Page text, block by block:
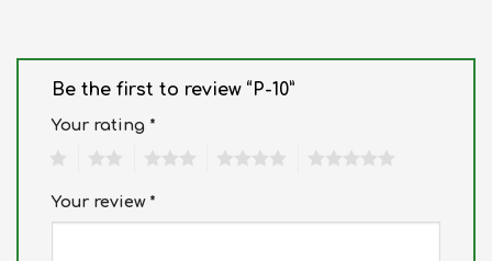
Be the first to review “P-10”
Your rating *
Your review *